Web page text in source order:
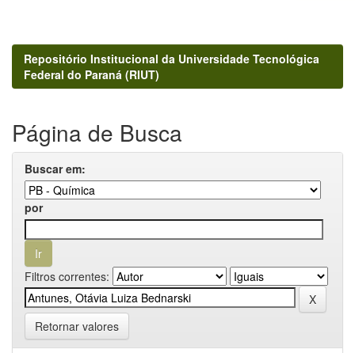
Repositório Institucional da Universidade Tecnológica
Federal do Paraná (RIUT)
Página de Busca
Buscar em:
por
Filtros correntes:
Retornar valores